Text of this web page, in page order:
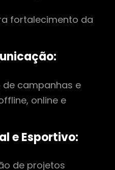
fortalecimento da
campanhas e
online e
e Esportivo:
de projetos